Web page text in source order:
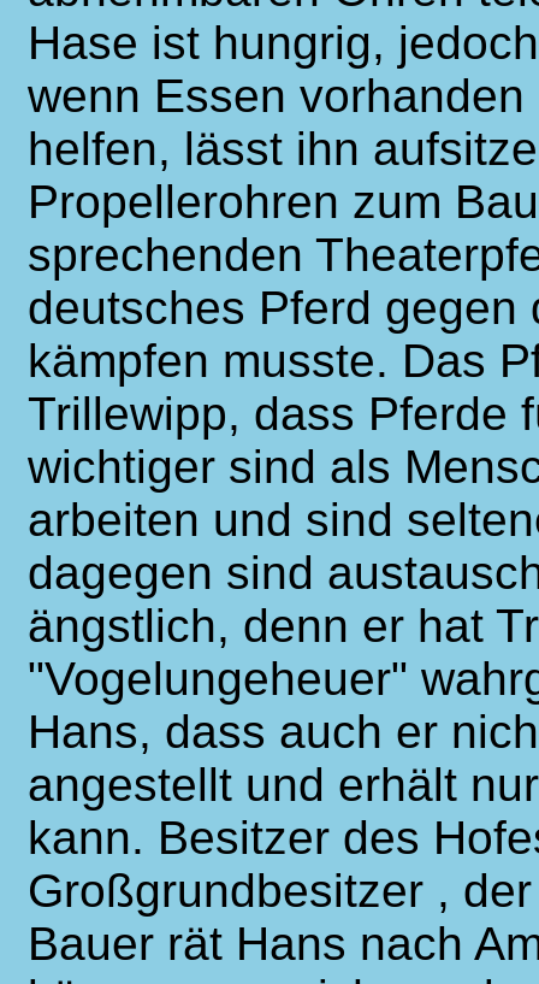
Hase ist hungrig,
wenn Essen
helfen, lässt ihn
Propellerohren zum
sprechenden
deutsches Pferd
kämpfen musste. Das
Trillewipp, dass Pferde
wichtiger sind als
arbeiten und sind
dagegen sind
ängstlich, denn er hat
"Vogelungeheuer"
Hans, dass auch er
angestellt und erhält
kann. Besitzer des
Großgrundbesitzer ,
Bauer rät Hans nach